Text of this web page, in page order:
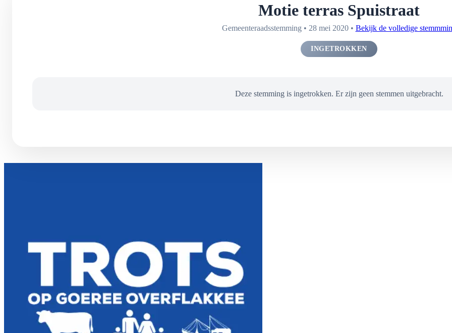
Motie terras Spuistraat
Gemeenteraadsstemming • 28 mei 2020 • Bekijk de volledige
INGETROKKEN
Deze stemming is ingetrokken. Er zijn geen stemmen uitgebracht.